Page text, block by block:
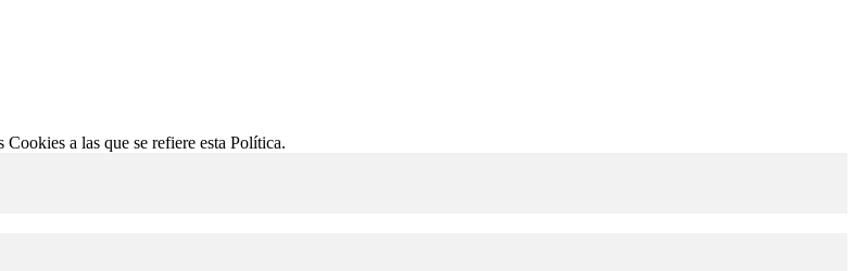
a las que se refiere esta Política.